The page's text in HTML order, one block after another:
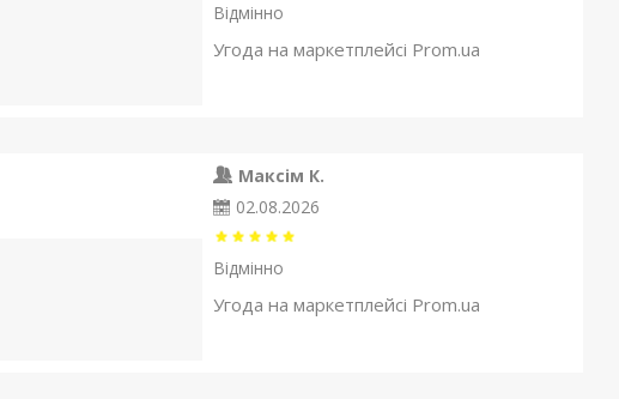
Відмінно
Угода на маркетплейсі Prom.ua
Максім К.
02.08.2026
Відмінно
Угода на маркетплейсі Prom.ua